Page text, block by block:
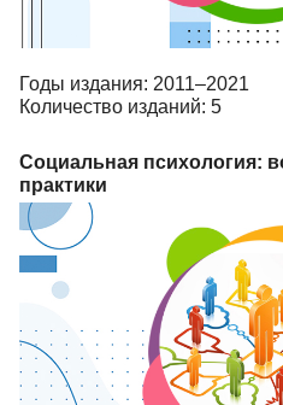
Годы издания: 2011–2021
Количество изданий: 5
Социальная психология:
практики